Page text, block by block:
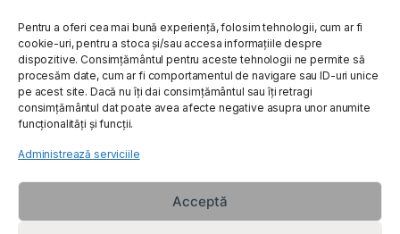
Pentru a oferi cea mai bună experiență, folosim tehnologii, cum ar fi
cookie-uri, pentru a stoca și/sau accesa informațiile despre
dispozitive. Consimțământul pentru aceste tehnologii ne permite să
procesăm date, cum ar fi comportamentul de navigare sau ID-uri unice
pe acest site. Dacă nu îți dai consimțământul sau îți retragi
consimțământul dat poate avea afecte negative asupra unor anumite
funcționalități și funcții.
Administrează serviciile
Acceptă
Customer Care
About Us